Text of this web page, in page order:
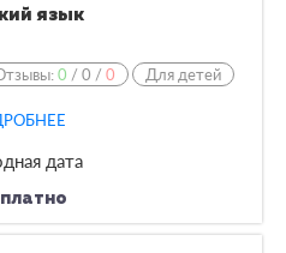
язык
0 /0 /0 Для детей
дата